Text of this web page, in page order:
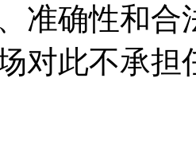
准确性和合
对此不承担